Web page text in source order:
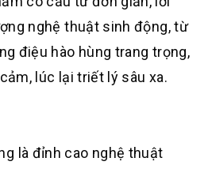
nghệ thuật sinh động, từ
điệu hào hùng trang trọng,
lúc lại triết lý sâu xa.
là đỉnh cao nghệ thuật